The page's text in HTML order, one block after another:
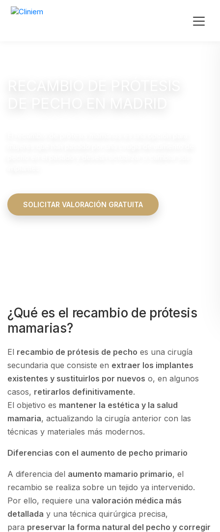
SOLICITAR VALORACIÓN GRATUITA
¿Qué es el recambio de prótesis
mamarias?
El recambio de prótesis de pecho es una cirugía
secundaria que consiste en extraer los implantes
existentes y sustituirlos por nuevos o, en algunos
casos, retirarlos definitivamente.
El objetivo es mantener la estética y la salud
mamaria, actualizando la cirugía anterior con las
técnicas y materiales más modernos.
Diferencias con el aumento de pecho primario
A diferencia del aumento mamario primario, el
recambio se realiza sobre un tejido ya intervenido.
Por ello, requiere una valoración médica más
detallada y una técnica quirúrgica precisa,
para preservar la forma natural del pecho y corregir